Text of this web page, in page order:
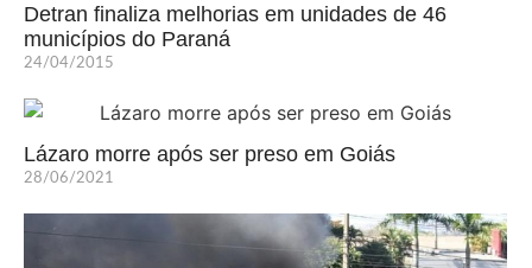
Detran finaliza melhorias em unidades de 46
municípios do Paraná
24/04/2015
Lázaro morre após ser preso em Goiás
28/06/2021